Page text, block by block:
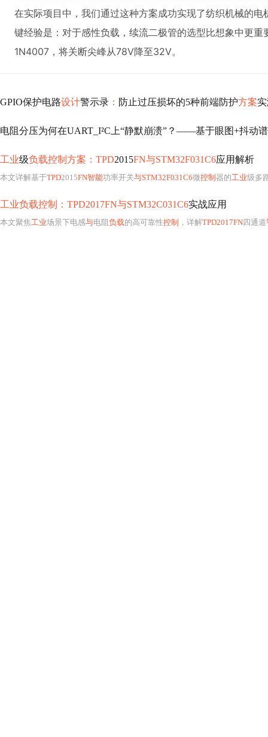
在实际项目中，我们通过这种方案成功实现了纺织机械的
键经验是：对于感性负载，续流二极管的选型比想象中更
1N4007，将关断尖峰从78V降至32V。
GPIO保护电路设计警示录 ： 防止过压损坏的5种前端防护方案
工业级负载控制方案：TPD2015FN与STM32F031C6应用解析
本文详解基于TPD2015FN智能功率开关与STM32F031C6微控制 器的工业级多
工业负载控制：TPD2017FN与STM32C031C6实战应用
本文聚焦工业场景下电感与电阻 负载的高可靠性控制 ，详解TPD2017FN四通道